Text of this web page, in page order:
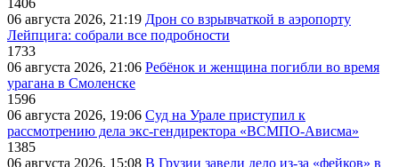
1406
06 августа 2026, 21:19 Дрон со взрывчаткой в аэропорту
Лейпцига: собрали все подробности
1733
06 августа 2026, 21:06 Ребёнок и женщина погибли во время
урагана в Смоленске
1596
06 августа 2026, 19:06 Суд на Урале приступил к
рассмотрению дела экс-гендиректора «ВСМПО-Ависма»
1385
06 августа 2026, 15:08 В Грузии завели дело из-за «фейков» в